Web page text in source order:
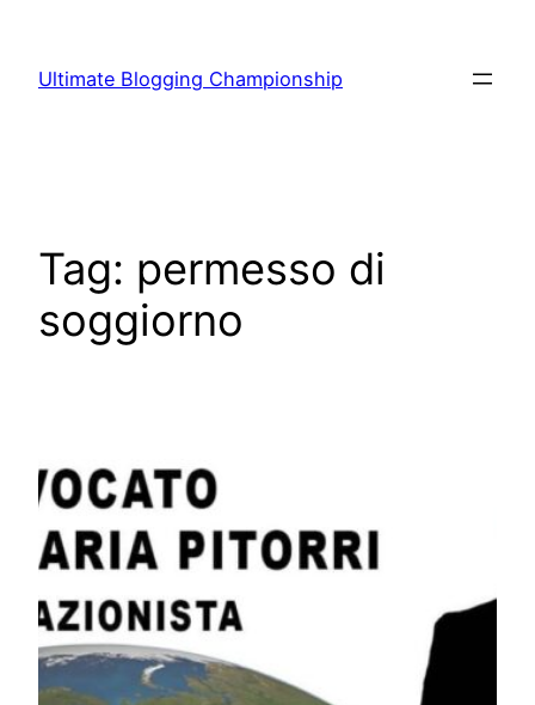
contenuto
Ultimate Blogging Championship
Tag: permesso di
soggiorno